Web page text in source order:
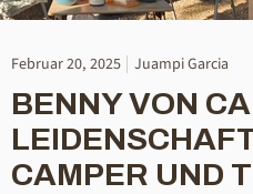
Februar 20, 2025 Juampi Garcia
BENNY VON
CAMPER UND